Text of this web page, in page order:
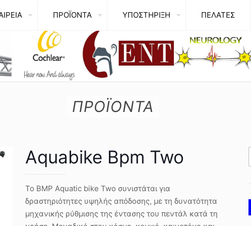
ΠΡΟΪΟΝΤΑ ΥΠΟΣΤΗΡΙΞΗ ΠΕΛΑΤΕΣ
ΠΡΟΪΟΝΤΑ
Aquabike Bpm Two
Το BMP Aquatic bike Two συνιστάται για
δραστηριότητες υψηλής απόδοσης, με τη δυνατότητα
μηχανικής ρύθμισης της έντασης του πεντάλ κατά τη